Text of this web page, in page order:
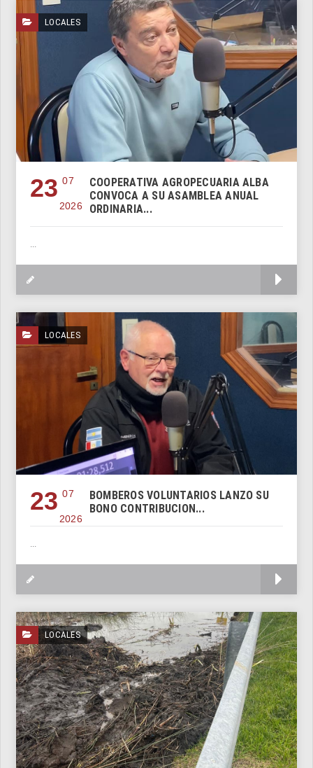
LOCALES
23 07
2026
COOPERATIVA AGROPECUARIA ALBA
CONVOCA A SU ASAMBLEA ANUAL
ORDINARIA...
...
LOCALES
23 07
2026
BOMBEROS VOLUNTARIOS LANZO SU
BONO CONTRIBUCION...
...
LOCALES